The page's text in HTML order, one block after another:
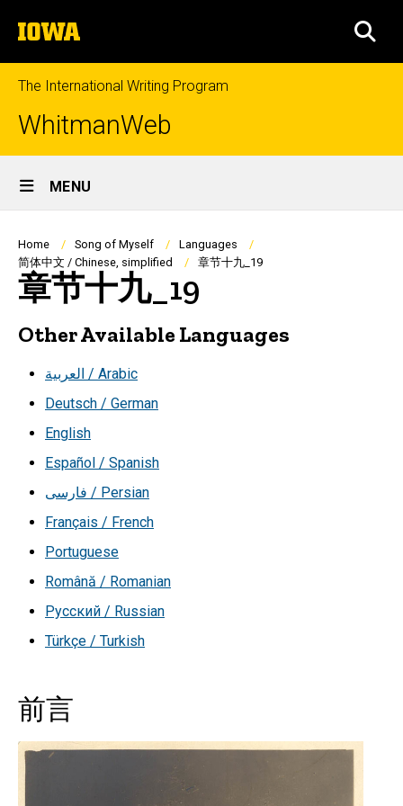
to
content
The
University
of
Iowa
The International Writing Program
WhitmanWeb
Site
Main
Navigation
MENU
Breadcrumb
Home Song of Myself
Languages
简体中文 / Chinese, simplified
章节十九_19
章节十九_19
Other Available Languages
العربية / Arabic
Deutsch / German
English
Español / Spanish
فارسی / Persian
Français / French
Portuguese
Română / Romanian
Русский / Russian
Türkçe / Turkish
前言